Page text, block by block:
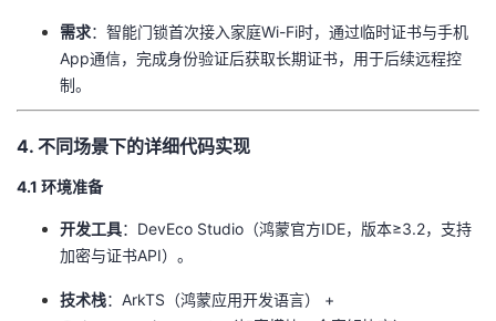
​需求​​：智能门锁首次接入家庭Wi-Fi时，通过临时证书与手机
App通信，完成身份验证后获取长期证书，用于后续远程控
制。
​4. 不同场景下的详细代码实现​
​4.1 环境准备​
​开发工具​​：DevEco Studio（鸿蒙官方IDE，版本≥3.2，支持
加密与证书API）。
​技术栈​​：ArkTS（鸿蒙应用开发语言） +